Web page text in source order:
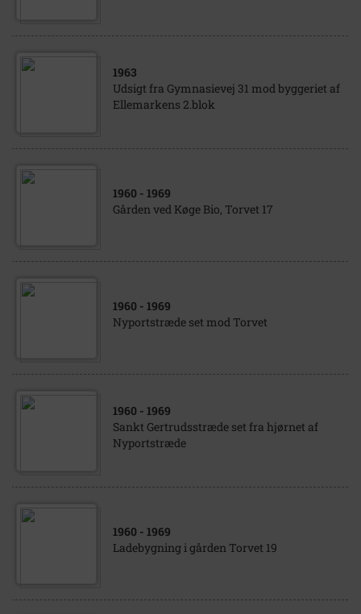
1963
Udsigt fra Gymnasievej 31 mod byggeriet af
Ellemarkens 2.blok
1960 - 1969
Gården ved Køge Bio, Torvet 17
1960 - 1969
Nyportstræde set mod Torvet
1960 - 1969
Sankt Gertrudsstræde set fra hjørnet af
Nyportstræde
1960 - 1969
Ladebygning i gården Torvet 19